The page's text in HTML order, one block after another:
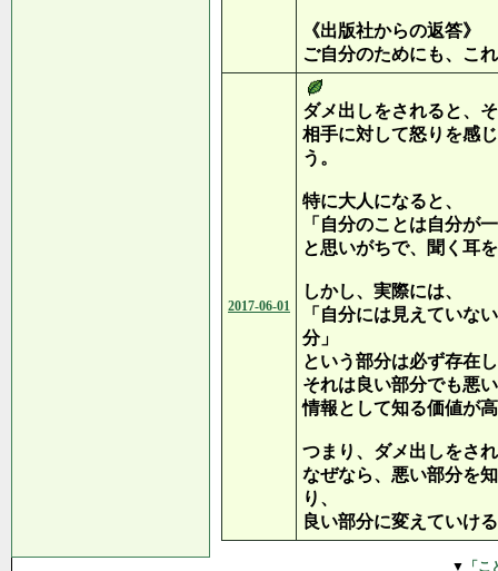
《出版社からの返答》
ご自分のためにも、こ
2017-06-01
ダメ出しをされると、
相手に対して怒りを感
う。
特に大人になると、
「自分のことは自分が
と思いがちで、聞く耳
しかし、実際には、
「自分には見えていな
分」
という部分は必ず存在
それは良い部分でも悪
情報として知る価値が
つまり、ダメ出しをさ
なぜなら、悪い部分を
り、
良い部分に変えていけ
▼ 「